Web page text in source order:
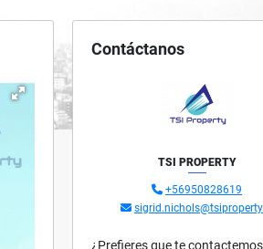
Contáctanos
TSI PROPERTY
+56950828619
¿Prefieres que te